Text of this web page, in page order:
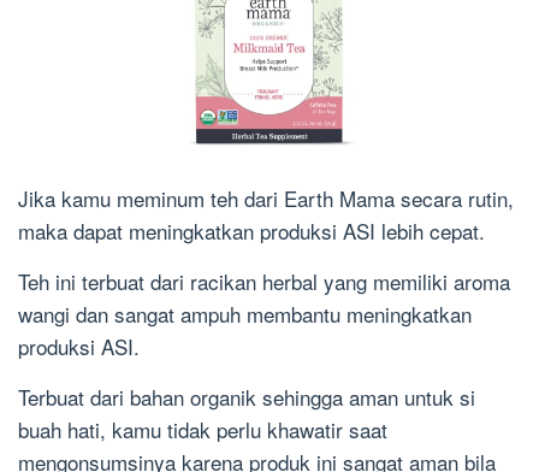
Jika kamu meminum teh dari Earth Mama secara rutin,
maka dapat meningkatkan produksi ASI lebih cepat.
Teh ini terbuat dari racikan herbal yang memiliki aroma
wangi dan sangat ampuh membantu meningkatkan
produksi ASI.
Terbuat dari bahan organik sehingga aman untuk si
buah hati, kamu tidak perlu khawatir saat
mengonsumsinya karena produk ini sangat aman bila